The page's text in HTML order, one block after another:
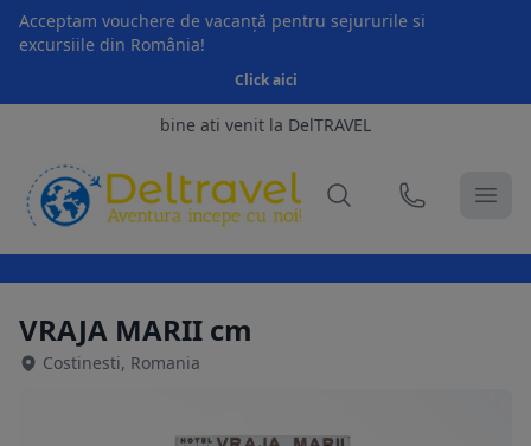
Acceptam vouchere de vacanță pentru sejururile si
excursiile din România!
Click aici
bine ati venit la DelTRAVEL
VRAJA MARII cm
Costinesti, Romania